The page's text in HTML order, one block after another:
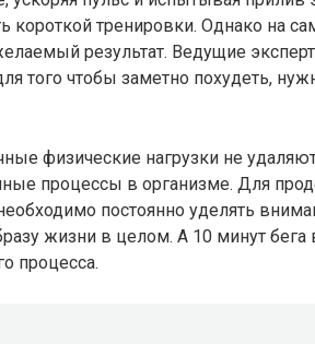
короткой тренировки. Однако на
результат. Ведущие
того чтобы заметно похудеть,
физические нагрузки не
процессы в организме. Для
постоянно уделять
жизни в целом. А 10 минут бега
процесса.